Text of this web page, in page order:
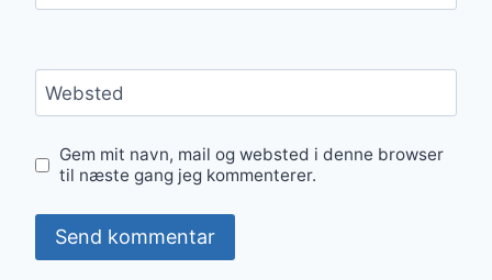
Websted
Gem mit navn, mail og websted i denne browser
til næste gang jeg kommenterer.